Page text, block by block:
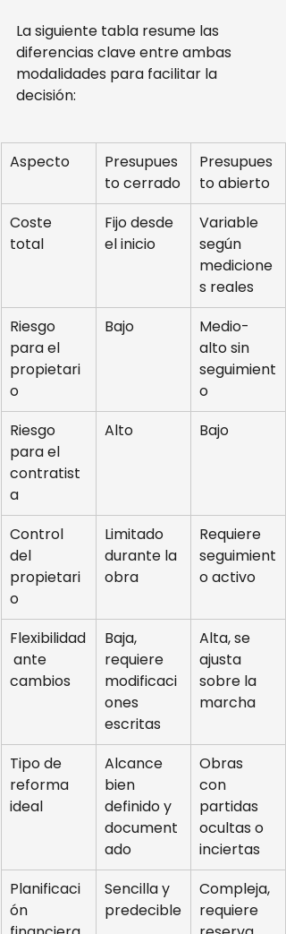
La siguiente tabla resume las
diferencias clave entre ambas
modalidades para facilitar la
decisión:
Aspecto
Presupues
to cerrado
Presupues
to abierto
Coste
total
Fijo desde
el inicio
Variable
según
medicione
s reales
Riesgo
para el
propietari
o
Bajo
Medio-
alto sin
seguimient
o
Riesgo
para el
contratist
a
Alto Bajo
Control
del
propietari
o
Limitado
durante la
obra
Requiere
seguimient
o activo
Flexibilidad
ante
cambios
Baja,
requiere
modificaci
ones
escritas
Alta, se
ajusta
sobre la
marcha
Tipo de
reforma
ideal
Alcance
bien
definido y
document
ado
Obras
con
partidas
ocultas o
inciertas
Planificaci
ón
Sencilla y
predecible
Compleja,
requiere